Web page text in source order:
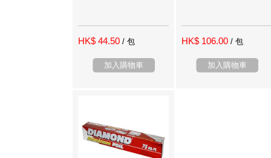
HK$ 44.50 / 包
加入購物車
HK$ 106.00 / 包
加入購物車